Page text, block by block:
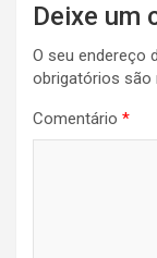
Deixe um
O seu endereço
obrigatórios são
Comentário *